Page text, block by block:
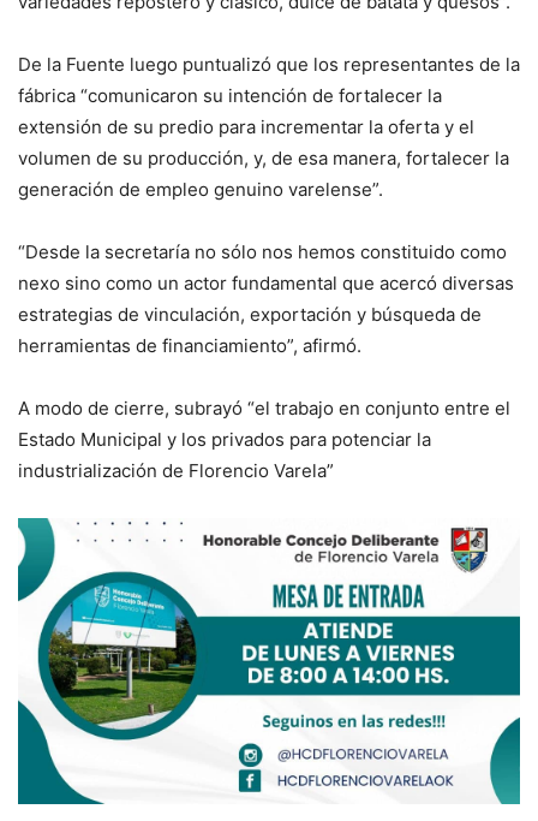
De la Fuente luego puntualizó que los representantes de la
fábrica “comunicaron su intención de fortalecer la
extensión de su predio para incrementar la oferta y el
volumen de su producción, y, de esa manera, fortalecer la
generación de empleo genuino varelense”.
“Desde la secretaría no sólo nos hemos constituido como
nexo sino como un actor fundamental que acercó diversas
estrategias de vinculación, exportación y búsqueda de
herramientas de financiamiento”, afirmó.
A modo de cierre, subrayó “el trabajo en conjunto entre el
Estado Municipal y los privados para potenciar la
industrialización de Florencio Varela”